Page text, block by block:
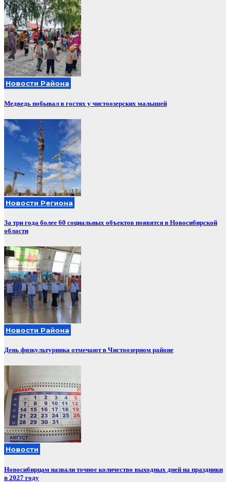
Новости Района
Медведь побывал в гостях у чистоозерских малышей
Новости Региона
За три года более 60 социальных объектов появятся в Новосибирской
области
Новости Района
День физкультурника отмечают в Чистоозерном районе
Новости
Новосибирцам назвали точное количество выходных дней на праздники
в 2027 году